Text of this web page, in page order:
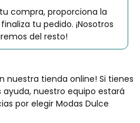
compra, proporciona la
tu pedido. ¡Nosotros
del resto!
nuestra tienda online! Si tienes
nuestro equipo estará
por elegir Modas Dulce